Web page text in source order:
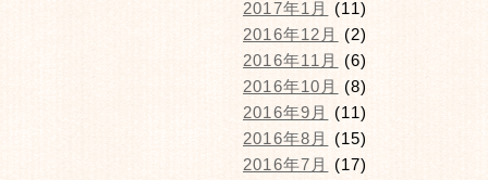
2017年1月
(11)
2016年12月
(2)
2016年11月
(6)
2016年10月
(8)
2016年9月
(11)
2016年8月
(15)
2016年7月
(17)